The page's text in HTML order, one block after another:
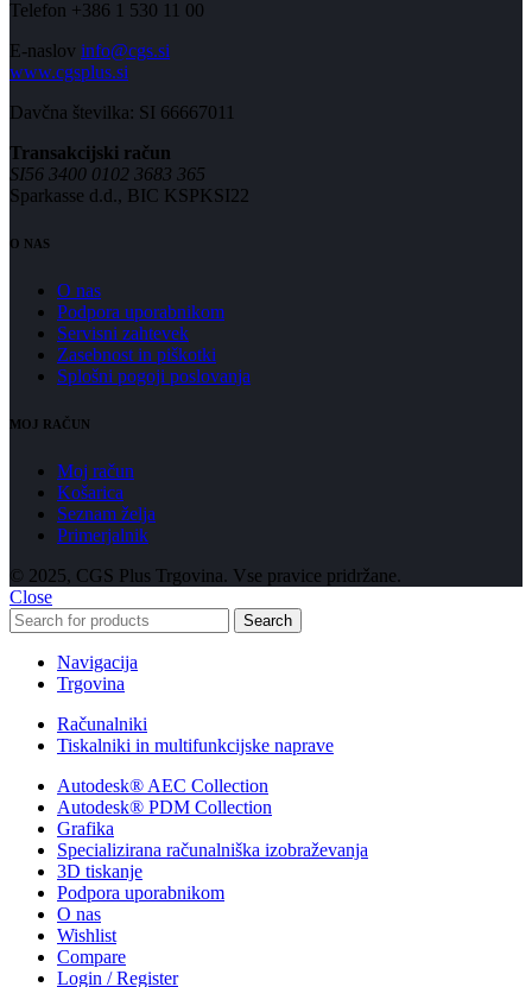
Telefon +386 1 530 11 00
E-naslov info@cgs.si
www.cgsplus.si
Davčna številka: SI 66667011
Transakcijski račun
SI56 3400 0102 3683 365
Sparkasse d.d., BIC KSPKSI22
O NAS
O nas
Podpora uporabnikom
Servisni zahtevek
Zasebnost in piškotki
Splošni pogoji poslovanja
MOJ RAČUN
Moj račun
Košarica
Seznam želja
Primerjalnik
© 2025, CGS Plus Trgovina. Vse pravice pridržane.
Close
Search
Navigacija
Trgovina
Računalniki
Tiskalniki in multifunkcijske naprave
Autodesk® AEC Collection
Autodesk® PDM Collection
Grafika
Specializirana računalniška izobraževanja
3D tiskanje
Podpora uporabnikom
O nas
Wishlist
Compare
Login / Register